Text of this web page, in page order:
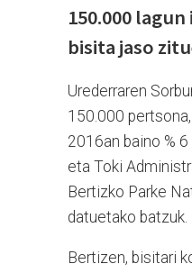
150.000
bisita jaso
Urederraren
150.000
2016an baino %
eta Toki
Bertizko Parke
datuetako batzuk.
Bertizen, bisitari